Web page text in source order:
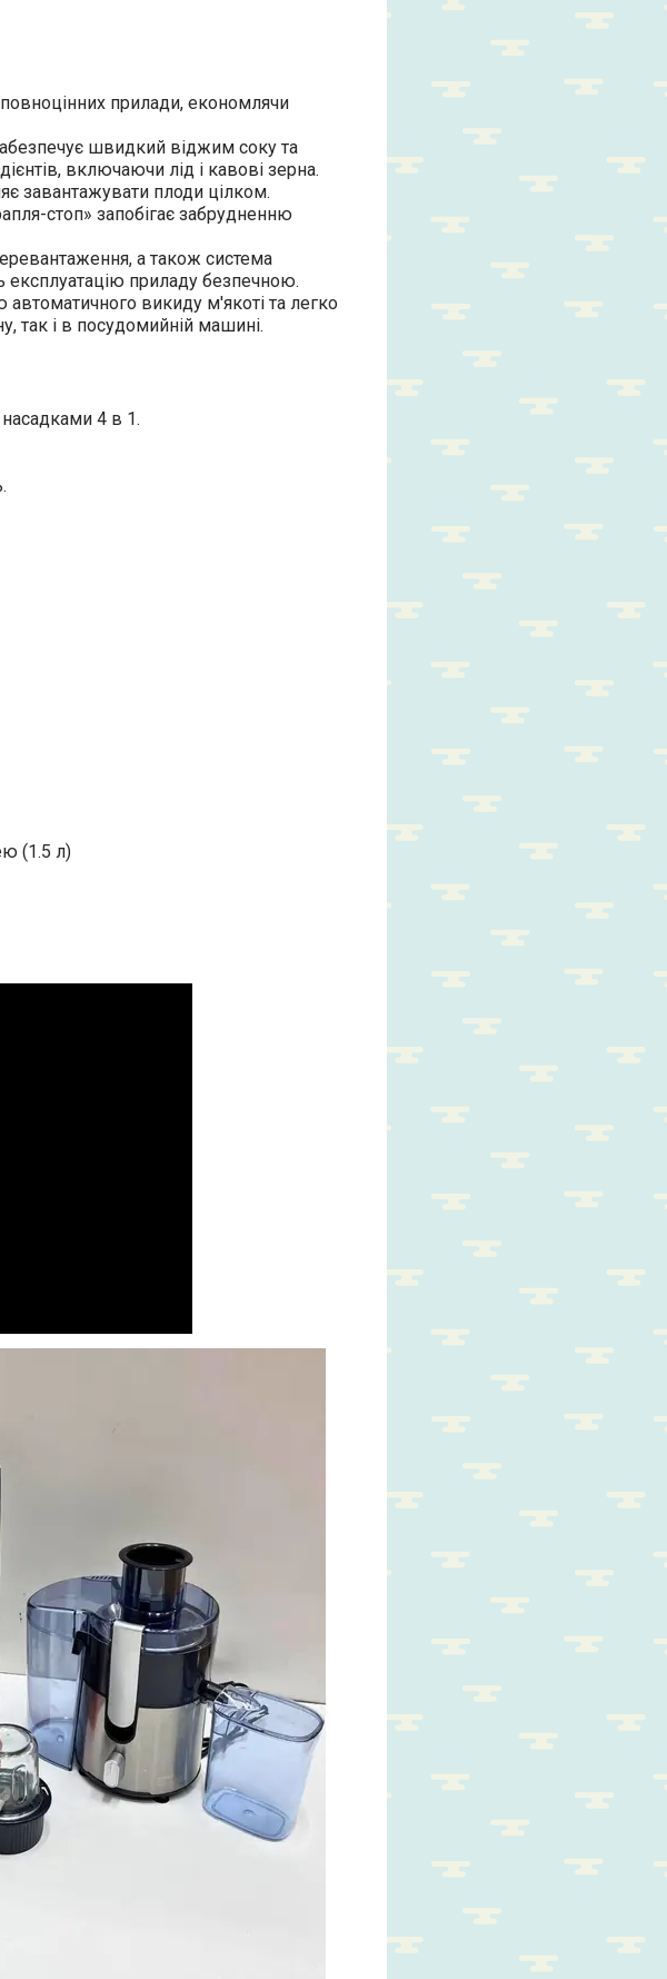
прилади, економлячи
швидкий віджим соку та
включаючи лід і кавові зерна.
завантажувати плоди цілком.
стоп» запобігає забрудненню
а також система
приладу безпечною.
викиду м'якоті та легко
так і в посудомийній машині.
4 в 1.
(1.5 л)